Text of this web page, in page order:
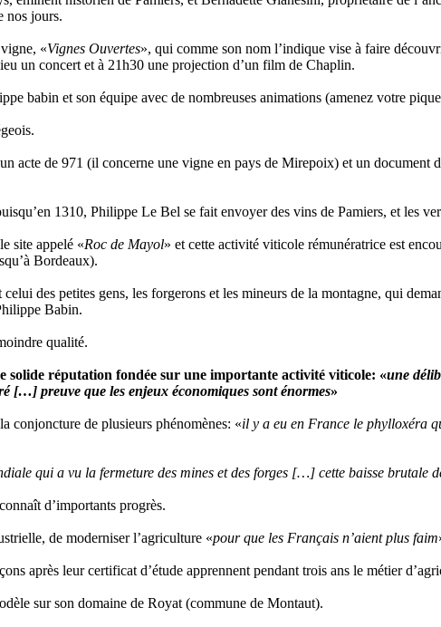
nos jours.
«Vignes Ouvertes», qui comme son nom l’indique vise à faire
un concert et à 21h30 une projection d’un film de Chaplin.
babin et son équipe avec de nombreuses animations (amenez votre
acte de 971 (il concerne une vigne en pays de Mirepoix) et un document
1310, Philippe Le Bel se fait envoyer des vins de Pamiers, et les
site appelé «Roc de Mayol» et cette activité viticole rémunératrice est
Bordeaux).
des petites gens, les forgerons et les mineurs de la montagne, qui
Babin.
qualité.
solide réputation fondée sur une importante activité viticole: «une
[…] preuve que les enjeux économiques sont énormes»
conjoncture de plusieurs phénomènes: «il y a eu en France le phylloxéra
qui a vu la fermeture des mines et des forges […] cette baisse brutale
d’importants progrès.
de moderniser l’agriculture «pour que les Français n’aient plus faim
après leur certificat d’étude apprennent pendant trois ans le métier
sur son domaine de Royat (commune de Montaut).